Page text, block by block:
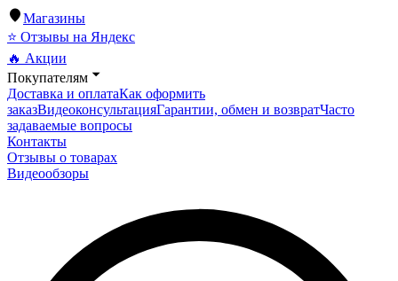
Магазины
⭐ Отзывы на Яндекс
🔥 Акции
Покупателям
Доставка и оплатаКак оформить
заказВидеоконсультацияГарантии, обмен и возвратЧасто
задаваемые вопросы
Контакты
Отзывы о товарах
Видеообзоры